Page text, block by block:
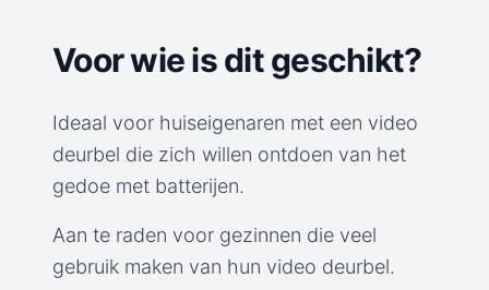
Voor wie is dit geschikt?
Ideaal voor huiseigenaren met een video
deurbel die zich willen ontdoen van het
gedoe met batterijen.
Aan te raden voor gezinnen die veel
gebruik maken van hun video deurbel.